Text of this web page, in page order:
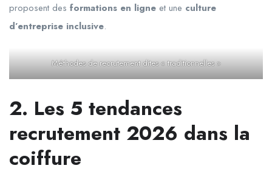
proposent des formations en ligne et une culture
d’entreprise inclusive.
Méthodes de recrutement dites « traditionnelles »
2. Les 5 tendances
recrutement 2026 dans la
coiffure